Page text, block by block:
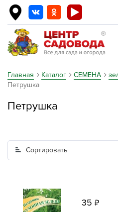
Главная Каталог СЕМЕНА
Петрушка
Петрушка
Сортировать
35